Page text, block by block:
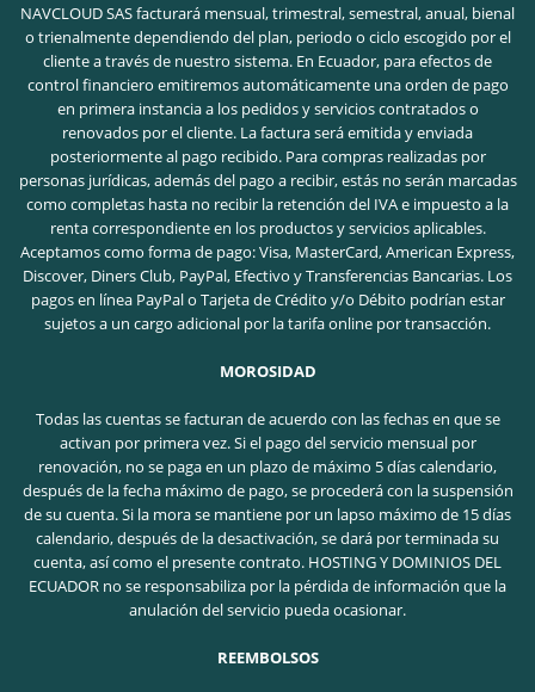
NAVCLOUD SAS facturará mensual, trimestral, semestral, anual, bienal
o trienalmente dependiendo del plan, periodo o ciclo escogido por el
cliente a través de nuestro sistema. En Ecuador, para efectos de
control financiero emitiremos automáticamente una orden de pago
en primera instancia a los pedidos y servicios contratados o
renovados por el cliente. La factura será emitida y enviada
posteriormente al pago recibido. Para compras realizadas por
personas jurídicas, además del pago a recibir, estás no serán marcadas
como completas hasta no recibir la retención del IVA e impuesto a la
renta correspondiente en los productos y servicios aplicables.
Aceptamos como forma de pago: Visa, MasterCard, American Express,
Discover, Diners Club, PayPal, Efectivo y Transferencias Bancarias. Los
pagos en línea PayPal o Tarjeta de Crédito y/o Débito podrían estar
sujetos a un cargo adicional por la tarifa online por transacción.
MOROSIDAD
Todas las cuentas se facturan de acuerdo con las fechas en que se
activan por primera vez. Si el pago del servicio mensual por
renovación, no se paga en un plazo de máximo 5 días calendario,
después de la fecha máximo de pago, se procederá con la suspensión
de su cuenta. Si la mora se mantiene por un lapso máximo de 15 días
calendario, después de la desactivación, se dará por terminada su
cuenta, así como el presente contrato. HOSTING Y DOMINIOS DEL
ECUADOR no se responsabiliza por la pérdida de información que la
anulación del servicio pueda ocasionar.
REEMBOLSOS